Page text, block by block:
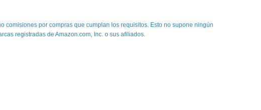
comisiones por compras que cumplan los requisitos. Esto no supone ningún
registradas de Amazon.com, Inc. o sus afiliados.